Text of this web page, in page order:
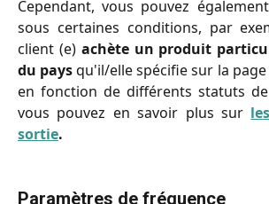
Cependant, vous pouvez
sous certaines conditions, par
client (e) achète un produit
du paysqu'il/elle spécifie sur la
en fonction de différents statuts
vous pouvez en savoir plus sur
sortie.
Paramètres de fréquence